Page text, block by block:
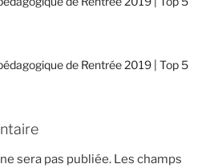
de Rentrée 2019 | Top 5
sera pas publiée. Les champs